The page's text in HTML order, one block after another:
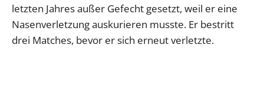
letzten Jahres außer Gefecht gesetzt, weil er eine
Nasenverletzung auskurieren musste. Er bestritt
drei Matches, bevor er sich erneut verletzte.